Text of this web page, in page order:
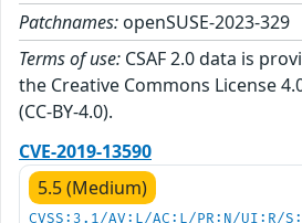
Patchnames: openSUSE-2023-329
Terms of use: CSAF 2.0 data is
the Creative Commons License
(CC-BY-4.0).
CVE-2019-13590
5.5 (Medium)
CVSS:3.1/AV:L/AC:L/PR:N/UI:R/